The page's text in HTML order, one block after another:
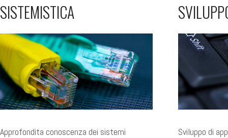
SISTEMISTICA
Approfondita conoscenza dei sistemi
Sviluppo di